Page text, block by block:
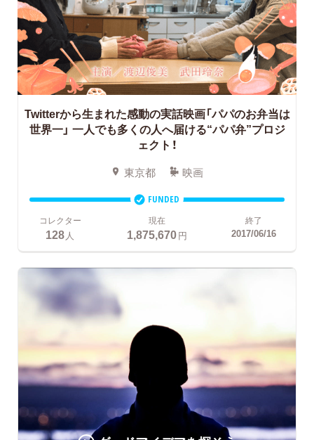
Twitterから生まれた感動の実話映画「パパのお弁当は
世界一」 一人でも多くの人へ届ける“パパ弁”プロジ
ェクト！
東京都 映画
FUNDED
コレクター
128 人
現在
1,875,670円
終了
2017/06/16